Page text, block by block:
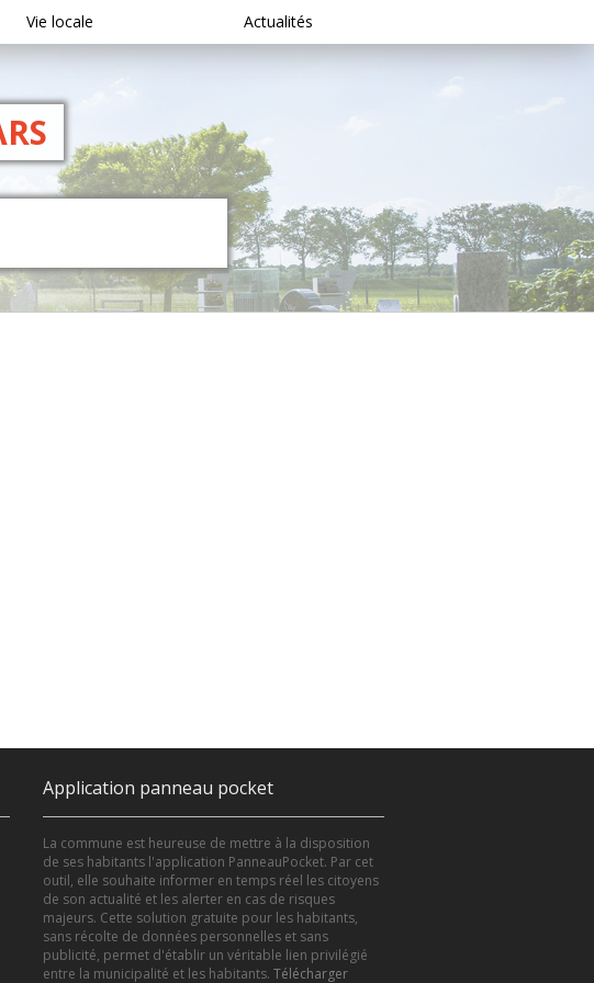
Vie locale Actualités
Application panneau pocket
La commune est heureuse de mettre à la disposition
de ses habitants l'application PanneauPocket. Par cet
outil, elle souhaite informer en temps réel les citoyens
de son actualité et les alerter en cas de risques
majeurs. Cette solution gratuite pour les habitants,
sans récolte de données personnelles et sans
publicité, permet d'établir un véritable lien privilégié
entre la municipalité et les habitants. Télécharger